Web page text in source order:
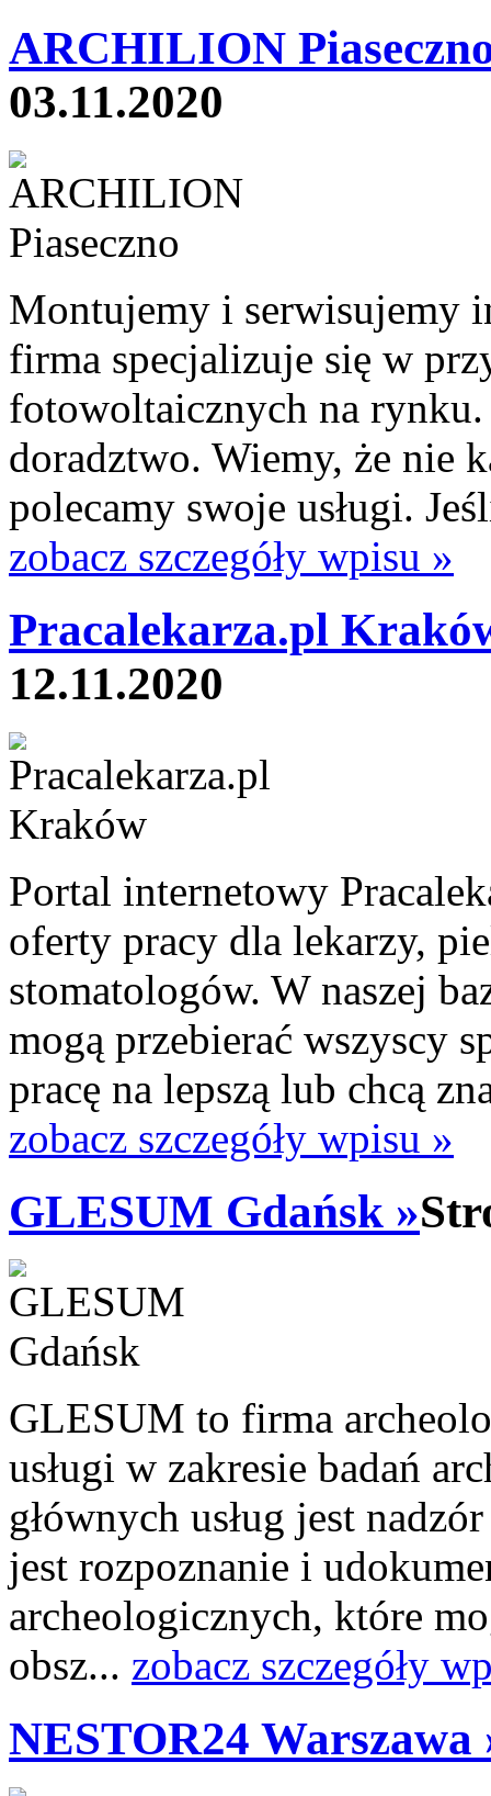
ARCHILION
03.11.2020
Montujemy i serwisujemy
firma specjalizuje się w
fotowoltaicznych na
doradztwo. Wiemy, że nie
polecamy swoje usługi.
zobacz szczegóły wpisu »
Pracalekarza.pl
12.11.2020
Portal internetowy
oferty pracy dla lekarzy,
stomatologów. W naszej
mogą przebierać wszyscy
pracę na lepszą lub chcą
zobacz szczegóły wpisu »
GLESUM Gdańsk »
GLESUM to firma
usługi w zakresie badań
głównych usług jest
jest rozpoznanie i
archeologicznych, które
obsz... zobacz szczegóły
NESTOR24 Warszawa